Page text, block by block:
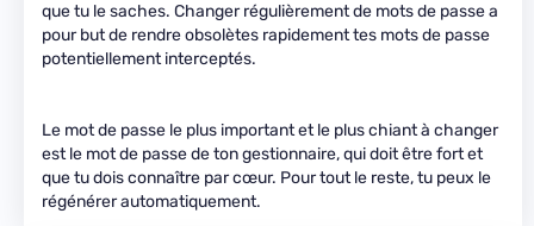
que tu le saches. Changer régulièrement de mots de passe a
pour but de rendre obsolètes rapidement tes mots de passe
potentiellement interceptés.
Le mot de passe le plus important et le plus chiant à changer
est le mot de passe de ton gestionnaire, qui doit être fort et
que tu dois connaître par cœur. Pour tout le reste, tu peux le
régénérer automatiquement.